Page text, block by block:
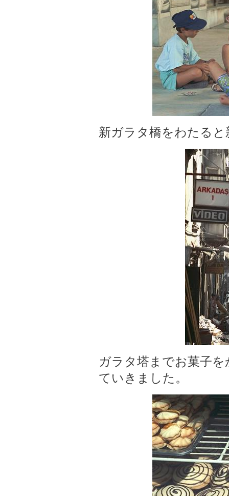
新ガラタ橋をわたる
ガラタ塔までお菓子
ていきました。